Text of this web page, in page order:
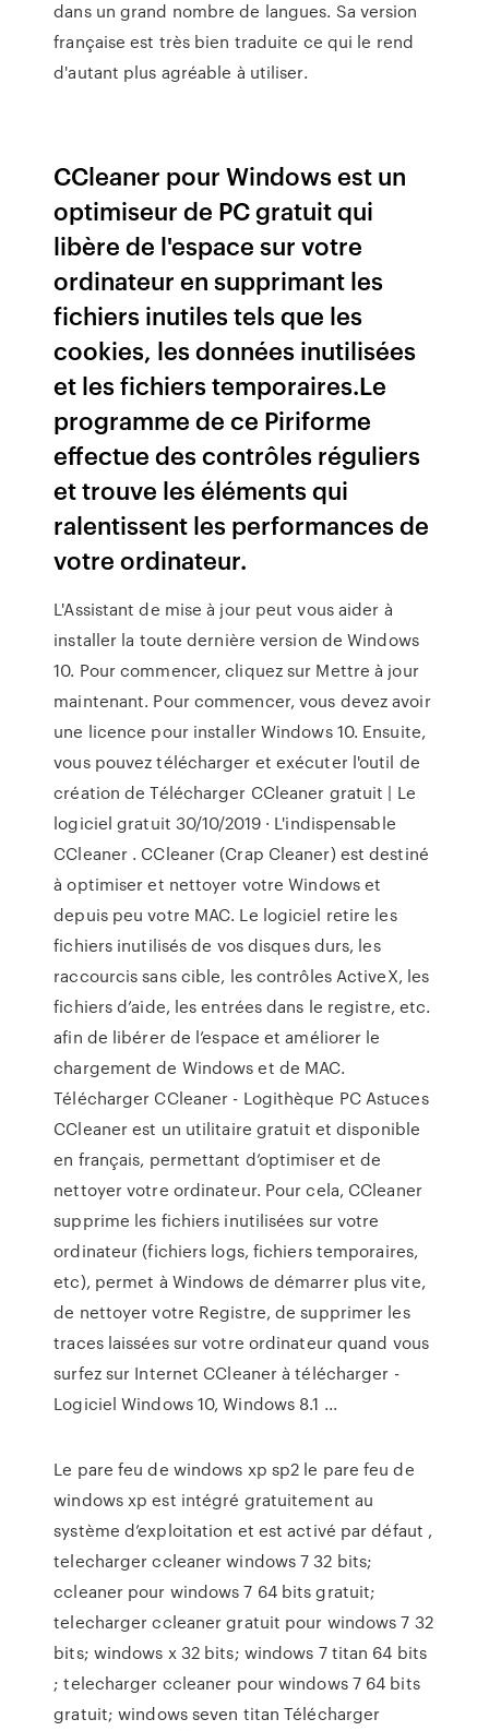
dans un grand nombre de langues. Sa version
française est très bien traduite ce qui le rend
d'autant plus agréable à utiliser.
CCleaner pour Windows est un
optimiseur de PC gratuit qui
libère de l'espace sur votre
ordinateur en supprimant les
fichiers inutiles tels que les
cookies, les données inutilisées
et les fichiers temporaires.Le
programme de ce Piriforme
effectue des contrôles réguliers
et trouve les éléments qui
ralentissent les performances de
votre ordinateur.
L'Assistant de mise à jour peut vous aider à
installer la toute dernière version de Windows
10. Pour commencer, cliquez sur Mettre à jour
maintenant. Pour commencer, vous devez avoir
une licence pour installer Windows 10. Ensuite,
vous pouvez télécharger et exécuter l'outil de
création de Télécharger CCleaner gratuit | Le
logiciel gratuit 30/10/2019 · L'indispensable
CCleaner . CCleaner (Crap Cleaner) est destiné
à optimiser et nettoyer votre Windows et
depuis peu votre MAC. Le logiciel retire les
fichiers inutilisés de vos disques durs, les
raccourcis sans cible, les contrôles ActiveX, les
fichiers d’aide, les entrées dans le registre, etc.
afin de libérer de l’espace et améliorer le
chargement de Windows et de MAC.
Télécharger CCleaner - Logithèque PC Astuces
CCleaner est un utilitaire gratuit et disponible
en français, permettant d’optimiser et de
nettoyer votre ordinateur. Pour cela, CCleaner
supprime les fichiers inutilisées sur votre
ordinateur (fichiers logs, fichiers temporaires,
etc), permet à Windows de démarrer plus vite,
de nettoyer votre Registre, de supprimer les
traces laissées sur votre ordinateur quand vous
surfez sur Internet CCleaner à télécharger -
Logiciel Windows 10, Windows 8.1 ...
Le pare feu de windows xp sp2 le pare feu de
windows xp est intégré gratuitement au
système d’exploitation et est activé par défaut ,
telecharger ccleaner windows 7 32 bits;
ccleaner pour windows 7 64 bits gratuit;
telecharger ccleaner gratuit pour windows 7 32
bits; windows x 32 bits; windows 7 titan 64 bits
; telecharger ccleaner pour windows 7 64 bits
gratuit; windows seven titan Télécharger